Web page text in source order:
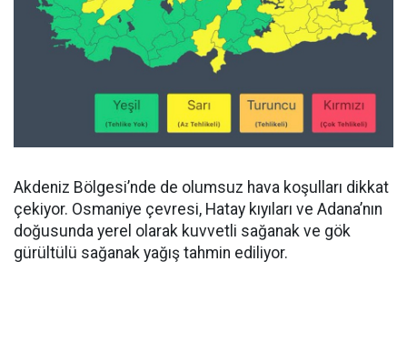
Akdeniz Bölgesi’nde de olumsuz hava koşulları dikkat
çekiyor. Osmaniye çevresi, Hatay kıyıları ve Adana’nın
doğusunda yerel olarak kuvvetli sağanak ve gök
gürültülü sağanak yağış tahmin ediliyor.